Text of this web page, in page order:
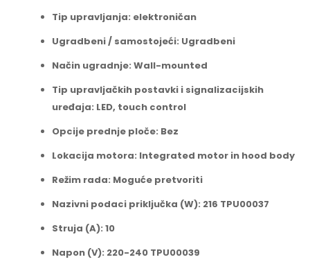
Tip upravljanja: elektroničan
Ugradbeni / samostojeći: Ugradbeni
Način ugradnje: Wall-mounted
Tip upravljačkih postavki i signalizacijskih
uređaja: LED, touch control
Opcije prednje ploče: Bez
Lokacija motora: Integrated motor in hood body
Režim rada: Moguće pretvoriti
Nazivni podaci priključka (W): 216 TPU00037
Struja (A): 10
Napon (V): 220-240 TPU00039